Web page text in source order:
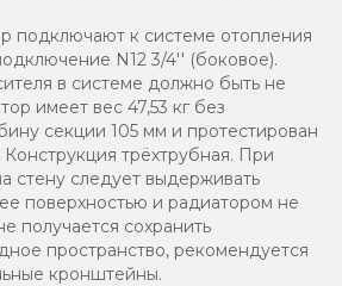
подключают к системе отопления
N12 3/4'' (боковое).
в системе должно быть не
имеет вес 47,53 кг без
секции 105 мм и протестирован
Конструкция трёхтрубная. При
стену следует выдерживать
поверхностью и радиатором не
получается сохранить
пространство, рекомендуется
кронштейны.